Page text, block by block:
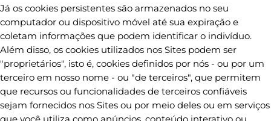
Já os cookies persistentes são armazenados no seu
computador ou dispositivo móvel até sua expiração e
coletam informações que podem identificar o indivíduo.
Além disso, os cookies utilizados nos Sites podem ser
"proprietários", isto é, cookies definidos por nós - ou por um
terceiro em nosso nome - ou "de terceiros", que permitem
que recursos ou funcionalidades de terceiros confiáveis
sejam fornecidos nos Sites ou por meio deles ou em serviços